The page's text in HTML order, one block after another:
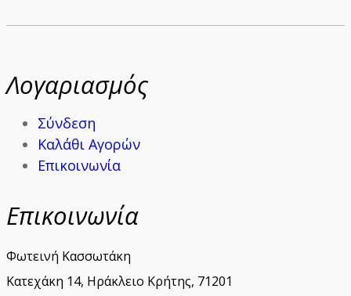
Λογαριασμός
Σύνδεση
Καλάθι Αγορών
Επικοινωνία
Επικοινωνία
Φωτεινή Κασσωτάκη
Κατεχάκη 14, Ηράκλειο Κρήτης, 71201